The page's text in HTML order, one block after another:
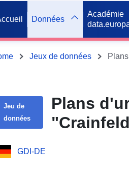
Données
Académie
Jeux de données
Jeu de
données
Plans
GDI-DE